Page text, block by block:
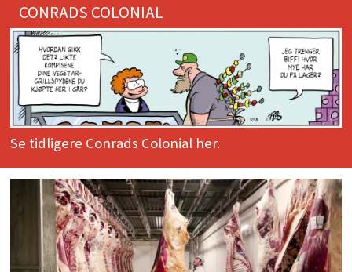
CONRADS COLONIAL
Se tidligere Conrads Colonial her.